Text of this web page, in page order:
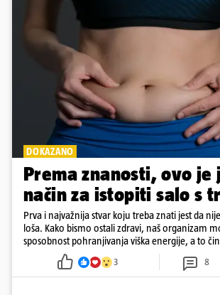
DOKAZANO
Prema znanosti, ovo je
način za istopiti salo s
Prva i najvažnija stvar koju treba znati jest da
loša. Kako bismo ostali zdravi, naš organizam
sposobnost pohranjivanja viška energije, a to
3 8